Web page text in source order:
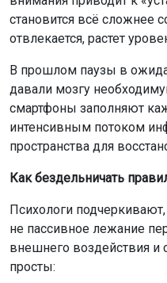
становится всё сложнее
отвлекается, растет
В прошлом паузы в
давали мозгу
смартфоны заполняют
интенсивным потоком
пространства для
Как бездельничать
Психологи
не пассивное лежание
внешнего воздействия
просты: